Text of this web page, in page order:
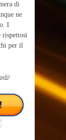
di
ne
I
rispettosi
per il
)